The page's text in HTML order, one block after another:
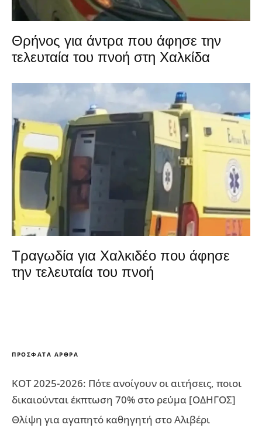
Θρήνος για άντρα που άφησε την
τελευταία του πνοή στη Χαλκίδα
Τραγωδία για Χαλκιδέο που άφησε
την τελευταία του πνοή
ΠΡΌΣΦΑΤΑ ΆΡΘΡΑ
ΚΟΤ 2025-2026: Πότε ανοίγουν οι αιτήσεις, ποιοι
δικαιούνται έκπτωση 70% στο ρεύμα [ΟΔΗΓΟΣ]
Θλίψη για αγαπητό καθηγητή στο Αλιβέρι